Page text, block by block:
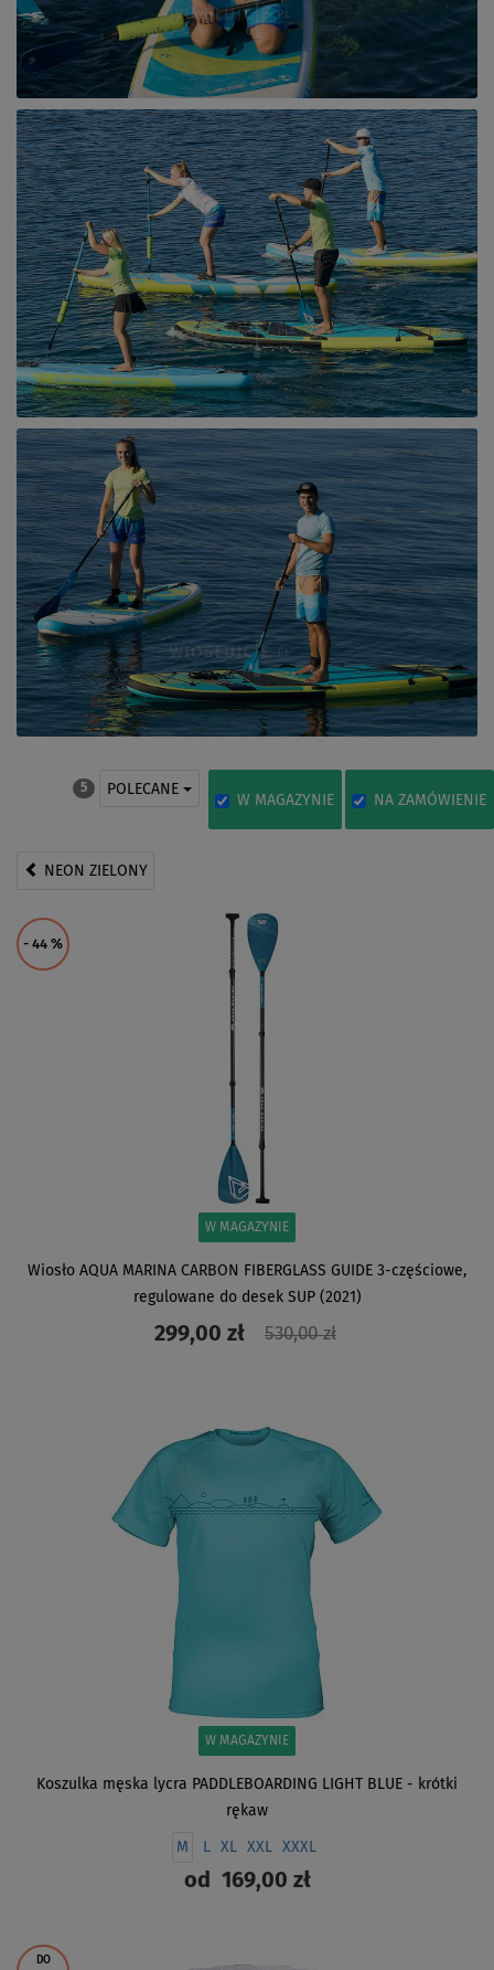
5 POLECANE
W MAGAZYNIE NA ZAMÓWIENIE
NEON ZIELONY
- 44 %
W MAGAZYNIE
Wiosło AQUA MARINA CARBON FIBERGLASS GUIDE 3-częściowe,
regulowane do desek SUP (2021)
299,00 zł 530,00 zł
W MAGAZYNIE
Koszulka męska lycra PADDLEBOARDING LIGHT BLUE - krótki
rękaw
M XL XXL XXXL
od 169,00 zł
DO